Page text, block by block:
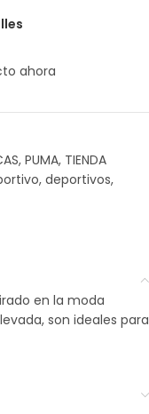
ahora
, PUMA, TIENDA
, deportivos,
en la moda
son ideales para